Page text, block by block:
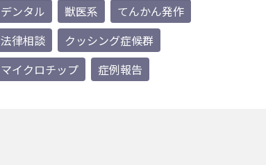
デンタル
獣医系
てんかん発作
法律相談
クッシング症候群
マイクロチップ
症例報告